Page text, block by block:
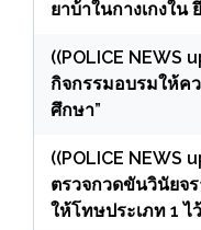
ยาบ้าในกางเกงใน
((POLICE NEWS
กิจกรรมอบรมให้ค
ศึกษา”
((POLICE NEWS
ตรวจกวดขันวินัยจ
ให้โทษประเภท 1 ไ